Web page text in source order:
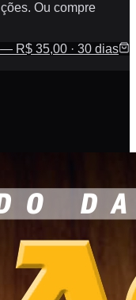
Ou compre
R$ 35,00 · 30 dias